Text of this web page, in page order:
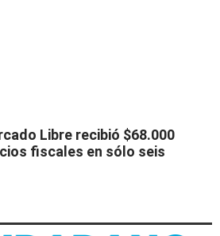
Libre recibió $68.000
fiscales en sólo seis